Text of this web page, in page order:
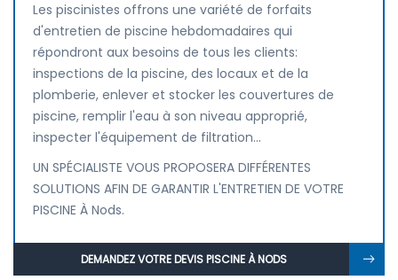
Les piscinistes offrons une variété de forfaits
d'entretien de piscine hebdomadaires qui
répondront aux besoins de tous les clients:
inspections de la piscine, des locaux et de la
plomberie, enlever et stocker les couvertures de
piscine, remplir l'eau à son niveau approprié,
inspecter l'équipement de filtration...
UN SPÉCIALISTE VOUS PROPOSERA DIFFÉRENTES
SOLUTIONS AFIN DE GARANTIR L'ENTRETIEN DE VOTRE
PISCINE À Nods.
DEMANDEZ VOTRE DEVIS PISCINE À NODS